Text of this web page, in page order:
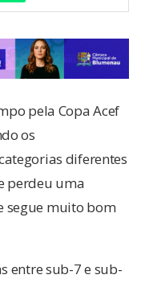
pela Copa Acef
os
diferentes
perdeu uma
segue muito bom
entre sub-7 e sub-